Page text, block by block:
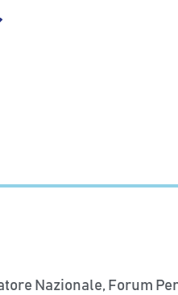
Nazionale, Forum